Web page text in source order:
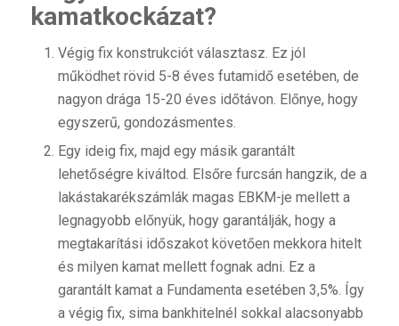
kamatkockázat?
Végig fix konstrukciót választasz. Ez jól
működhet rövid 5-8 éves futamidő esetében, de
nagyon drága 15-20 éves időtávon. Előnye, hogy
egyszerű, gondozásmentes.
Egy ideig fix, majd egy másik garantált
lehetőségre kiváltod. Elsőre furcsán hangzik, de a
lakástakarékszámlák magas EBKM-je mellett a
legnagyobb előnyük, hogy garantálják, hogy a
megtakarítási időszakot követően mekkora hitelt
és milyen kamat mellett fognak adni. Ez a
garantált kamat a Fundamenta esetében 3,5%. Így
a végig fix, sima bankhitelnél sokkal alacsonyabb